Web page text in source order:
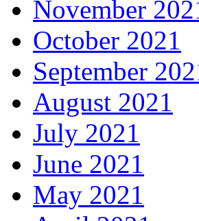
November
October 2021
September
August 2021
July 2021
June 2021
May 2021